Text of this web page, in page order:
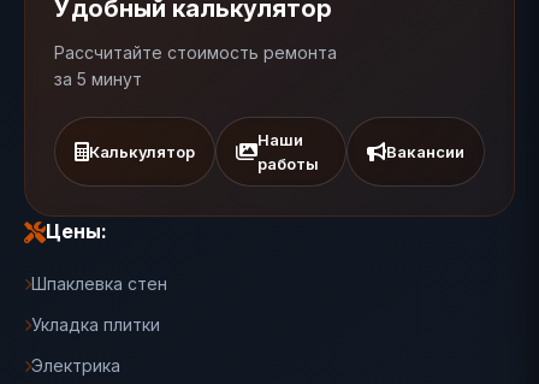
Удобный калькулятор
Рассчитайте стоимость ремонта
за 5 минут
Калькулятор
Наши
работы
Вакансии
Цены:
Шпаклевка стен
Укладка плитки
Электрика